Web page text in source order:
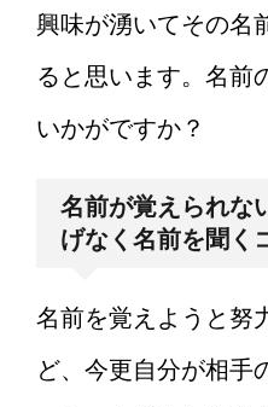
興味が湧いてその名
ると思います。名前
いかがですか？
名前が覚えられな
げなく名前を聞く
名前を覚えようと努
ど、今更自分が相手